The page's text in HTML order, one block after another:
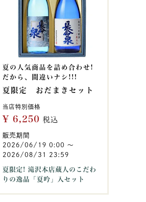
夏の人気商品を詰め合わせ!
だから、間違いナシ!!!
夏限定 おだまきセット
当店特別価格
¥ 6,250 税込
販売期間
2026/06/19 0:00 〜
2026/08/31 23:59
夏限定! 滝沢本店蔵人のこだわ
りの逸品「夏吟」入セット